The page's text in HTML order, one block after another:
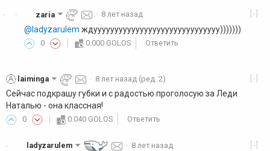
·
· [-]
zaria · 8 лет назад
@ladyzarulem ждуууууууууууууууууууууууууууууу)))))))
0 0.000 GOLOS Ответить
[-]
laiminga · 8 лет назад (ред. 2)
Сейчас подкрашу губки и с радостью проголосую за Леди
Наталью - она классная!
0 0.040 GOLOS Ответить
· [-]
ladyzarulem · 8 лет назад